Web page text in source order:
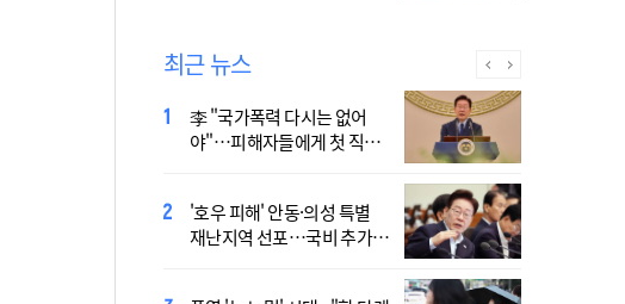
최근 뉴스
李 "국가폭력 다시는 없어
야"…피해자들에게 첫 직접
'호우 피해' 안동·의성 특별
재난지역 선포…국비 추가
정동영 "'조선' 호명 부르기
공론화 후에"…원로들 "이름
Official Theme Song for
WYD Seoul 2027 Released